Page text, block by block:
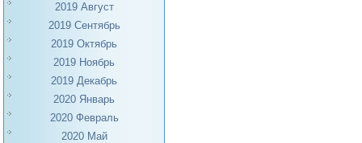
2019 Август
2019 Сентябрь
2019 Октябрь
2019 Ноябрь
2019 Декабрь
2020 Январь
2020 Февраль
2020 Май